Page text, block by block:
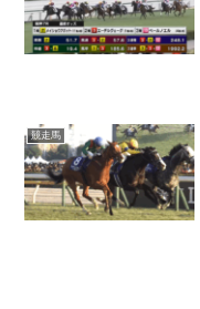
競走馬